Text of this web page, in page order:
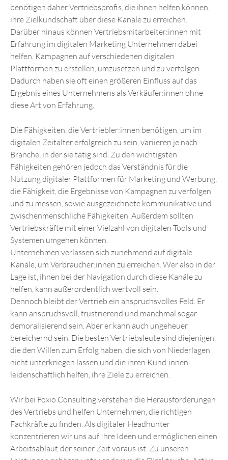
benötigen daher Vertriebsprofis, die ihnen helfen können,
ihre Zielkundschaft über diese Kanäle zu erreichen.
Darüber hinaus können Vertriebsmitarbeiter:innen mit
Erfahrung im digitalen Marketing Unternehmen dabei
helfen, Kampagnen auf verschiedenen digitalen
Plattformen zu erstellen, umzusetzen und zu verfolgen.
Dadurch haben sie oft einen größeren Einfluss auf das
Ergebnis eines Unternehmens als Verkäufer:innen ohne
diese Art von Erfahrung.
Die Fähigkeiten, die Vertriebler:innen benötigen, um im
digitalen Zeitalter erfolgreich zu sein, variieren je nach
Branche, in der sie tätig sind. Zu den wichtigsten
Fähigkeiten gehören jedoch das Verständnis für die
Nutzung digitaler Plattformen für Marketing und Werbung,
die Fähigkeit, die Ergebnisse von Kampagnen zu verfolgen
und zu messen, sowie ausgezeichnete kommunikative und
zwischenmenschliche Fähigkeiten. Außerdem sollten
Vertriebskräfte mit einer Vielzahl von digitalen Tools und
Systemen umgehen können.
Unternehmen verlassen sich zunehmend auf digitale
Kanäle, um Verbraucher:innen zu erreichen. Wer also in der
Lage ist, ihnen bei der Navigation durch diese Kanäle zu
helfen, kann außerordentlich wertvoll sein.
Dennoch bleibt der Vertrieb ein anspruchsvolles Feld. Er
kann anspruchsvoll, frustrierend und manchmal sogar
demoralisierend sein. Aber er kann auch ungeheuer
bereichernd sein. Die besten Vertriebsleute sind diejenigen,
die den Willen zum Erfolg haben, die sich von Niederlagen
nicht unterkriegen lassen und die ihren Kund:innen
leidenschaftlich helfen, ihre Ziele zu erreichen.
Wir bei Foxio Consulting verstehen die Herausforderungen
des Vertriebs und helfen Unternehmen, die richtigen
Fachkräfte zu finden. Als digitaler Headhunter
konzentrieren wir uns auf Ihre Ideen und ermöglichen einen
Arbeitsablauf, der seiner Zeit voraus ist. Zu unseren